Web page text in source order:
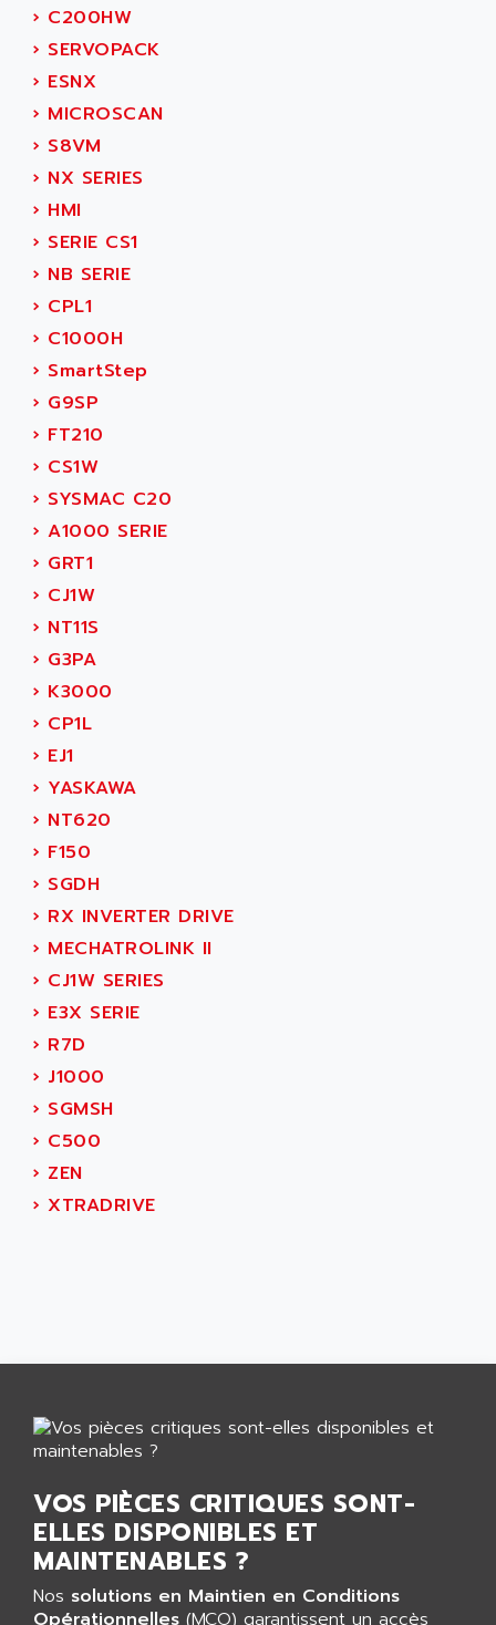
› C200HW
› SERVOPACK
› ESNX
› MICROSCAN
› S8VM
› NX SERIES
› HMI
› SERIE CS1
› NB SERIE
› CPL1
› C1000H
› SmartStep
› G9SP
› FT210
› CS1W
› SYSMAC C20
› A1000 SERIE
› GRT1
› CJ1W
› NT11S
› G3PA
› K3000
› CP1L
› EJ1
› YASKAWA
› NT620
› F150
› SGDH
› RX INVERTER DRIVE
› MECHATROLINK II
› CJ1W SERIES
› E3X SERIE
› R7D
› J1000
› SGMSH
› C500
› ZEN
› XTRADRIVE
VOS PIÈCES CRITIQUES SONT-
ELLES DISPONIBLES ET
MAINTENABLES ?
Nos solutions en Maintien en Conditions
Opérationnelles (MCO) garantissent un accès